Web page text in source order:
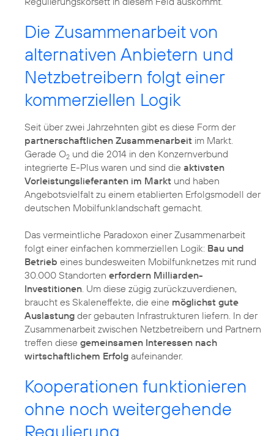
Die Zusammenarbeit von
alternativen Anbietern und
Netzbetreibern folgt einer
kommerziellen Logik
Seit über zwei Jahrzehnten gibt es diese Form der
partnerschaftlichen Zusammenarbeit im Markt.
Gerade O2 und die 2014 in den Konzernverbund
integrierte E-Plus waren und sind die aktivsten
Vorleistungslieferanten im Markt und haben
Angebotsvielfalt zu einem etablierten Erfolgsmodell der
deutschen Mobilfunklandschaft gemacht.
Das vermeintliche Paradoxon einer Zusammenarbeit
folgt einer einfachen kommerziellen Logik: Bau und
Betrieb eines bundesweiten Mobilfunknetzes mit rund
30.000 Standorten erfordern Milliarden-
Investitionen. Um diese zügig zurückzuverdienen,
braucht es Skaleneffekte, die eine möglichst gute
Auslastung der gebauten Infrastrukturen liefern. In der
Zusammenarbeit zwischen Netzbetreibern und Partnern
treffen diese gemeinsamen Interessen nach
wirtschaftlichem Erfolg aufeinander.
Kooperationen funktionieren
ohne noch weitergehende
Regulierung